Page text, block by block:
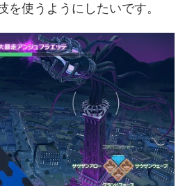
を使うようにしたいです。